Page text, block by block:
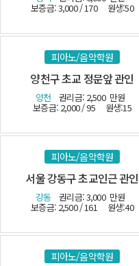
보증금: 3,000 / 170 원생:50
피아노/음악학원
양천구 초교 정문앞 관인
양천 권리금: 2,500 만원
보증금: 2,000 / 95 원생:15
피아노/음악학원
서울 강동구 초교인근 관인
강동 권리금: 3,000 만원
보증금: 2,500 / 161 원생:40
피아노/음악학원